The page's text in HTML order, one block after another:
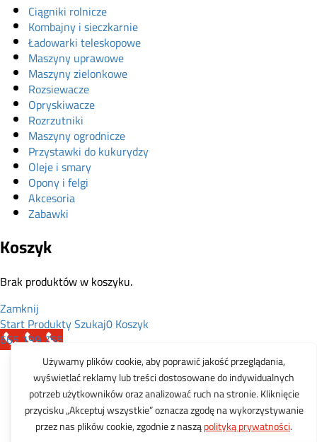
Ciągniki rolnicze
Kombajny i sieczkarnie
Ładowarki teleskopowe
Maszyny uprawowe
Maszyny zielonkowe
Rozsiewacze
Opryskiwacze
Rozrzutniki
Maszyny ogrodnicze
Przystawki do kukurydzy
Oleje i smary
Opony i felgi
Akcesoria
Zabawki
Koszyk
Brak produktów w koszyku.
Zamknij
StartProduktySzukaj0Koszyk
665 199 755